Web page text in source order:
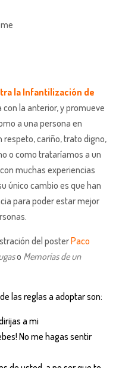
la Infantilización de
la anterior, y promueve
a una persona en
respeto, cariño, trato digno,
o como trataríamos a un
muchas experiencias
único cambio es que han
para poder estar mejor
del posterPaco
o Memorias de un
las reglas a adoptar son:
a mi
No me hagas sentir